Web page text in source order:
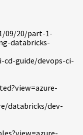
09/20/part-1-
databricks-
guide/devops-ci-
databricks/dev-